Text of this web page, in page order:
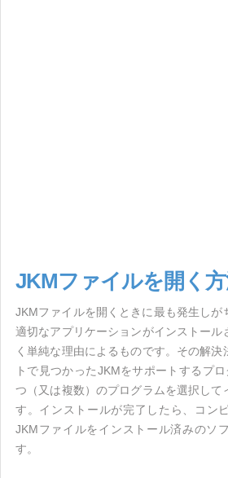
JKMファイルを開く方
JKMファイルを開くときに最も発生しが
適切なアプリケーションがインストール
く単純な理由によるものです。その解決
トで見つかったJKMをサポートするプ
つ（又は複数）のプログラムを選択して
す。インストールが完了したら、コン
JKMファイルをインストール済みのソ
す。